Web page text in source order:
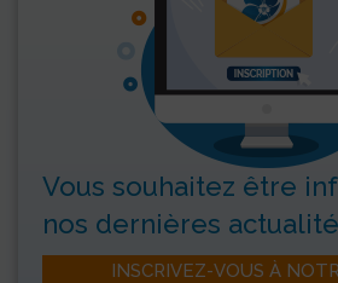
Vous souhaitez être
nos dernières
INSCRIVEZ-VOUS À